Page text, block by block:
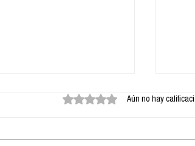
Obtuvo 0 de 5 estrellas.
Aún no hay